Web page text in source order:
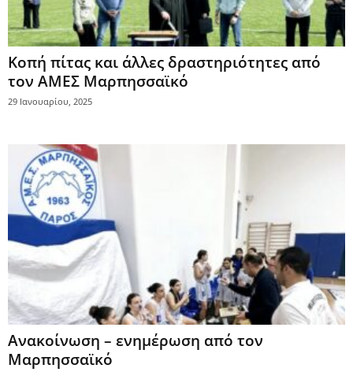
Κοπή πίτας και άλλες δραστηριότητες από
τον ΑΜΕΣ Μαρπησσαϊκό
29 Ιανουαρίου, 2025
Ανακοίνωση – ενημέρωση από τον
Μαρπησσαϊκό